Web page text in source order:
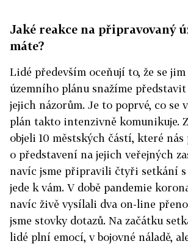
Jaké reakce na připravovaný
máte?
Lidé především oceňují to, že se
územního plánu snažíme představit
jejich názorům. Je to poprvé, co se
plán takto intenzivně komunikuje.
objeli 10 městských částí, které
o představení na jejich veřejných
navíc jsme připravili čtyři setkání s
jede k vám. V době pandemie
navíc živě vysílali dva on-line
jsme stovky dotazů. Na začátku
lidé plní emocí, v bojovné náladě,